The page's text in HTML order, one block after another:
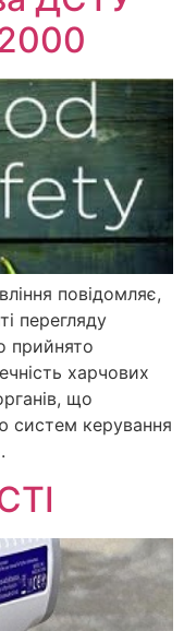
повідомляє,
перегляду
прийнято
харчових
що
систем керування